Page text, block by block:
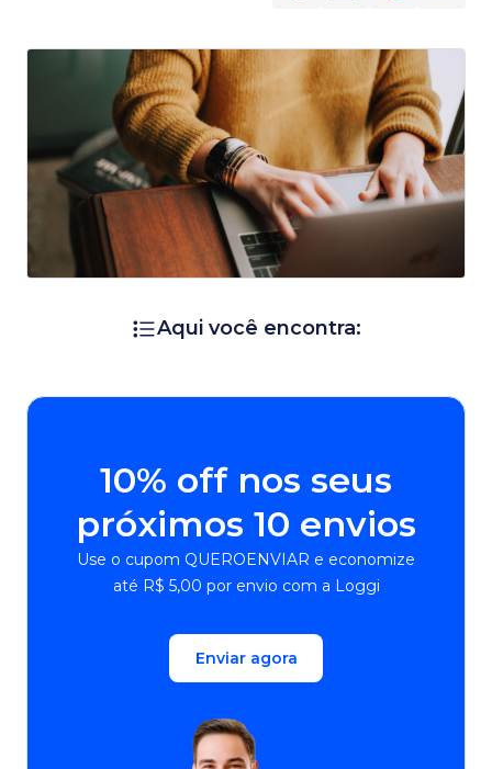
Aqui você encontra:
10% off nos seus
próximos 10 envios
Use o cupom QUEROENVIAR e economize
até R$ 5,00 por envio com a Loggi
Enviar agora